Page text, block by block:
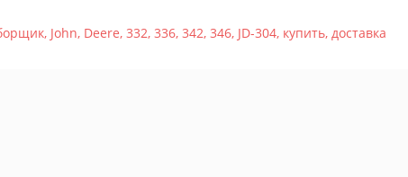
, John, Deere, 332, 336, 342, 346, JD-304, купить, доставка